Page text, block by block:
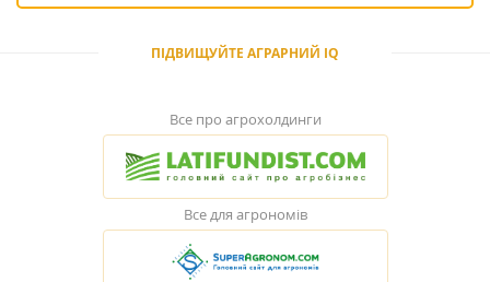
ПІДВИЩУЙТЕ АГРАРНИЙ IQ
Все про агрохолдинги
Все для агрономів